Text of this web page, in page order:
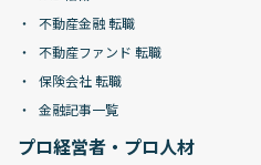
不動産金融 転職
不動産ファンド 転職
保険会社 転職
金融記事一覧
プロ経営者・プロ人材